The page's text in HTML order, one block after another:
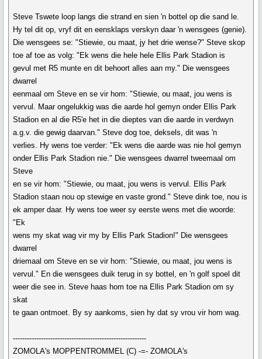
Steve Tswete loop langs die strand en sien 'n bottel op die sand le.
Hy tel dit op, vryf dit en eensklaps verskyn daar 'n wensgees (genie).
Die wensgees se: "Stiewie, ou maat, jy het drie wense?" Steve skop
toe af toe as volg: "Ek wens die hele hele Ellis Park Stadion is
gevul met R5 munte en dit behoort alles aan my." Die wensgees
dwarrel
eenmaal om Steve en se vir hom: "Stiewie, ou maat, jou wens is
vervul. Maar ongelukkig was die aarde hol gemyn onder Ellis Park
Stadion en al die R5'e het in die dieptes van die aarde in verdwyn
a.g.v. die gewig daarvan." Steve dog toe, deksels, dit was 'n
verlies. Hy wens toe verder: "Ek wens die aarde was nie hol gemyn
onder Ellis Park Stadion nie." Die wensgees dwarrel tweemaal om
Steve
en se vir hom: "Stiewie, ou maat, jou wens is vervul. Ellis Park
Stadion staan nou op stewige en vaste grond." Steve dink toe, nou is
ek amper daar. Hy wens toe weer sy eerste wens met die woorde:
"Ek
wens my skat wag vir my by Ellis Park Stadion!" Die wensgees
dwarrel
driemaal om Steve en se vir hom: "Stiewie, ou maat, jou wens is
vervul." En die wensgees duik terug in sy bottel, en 'n golf spoel dit
weer die see in. Steve haas hom toe na Ellis Park Stadion om sy
skat
te gaan ontmoet. By sy aankoms, sien hy dat sy vrou vir hom wag.
---------------------------------------------------------
ZOMOLA's MOPPENTROMMEL (C) -=- ZOMOLA's